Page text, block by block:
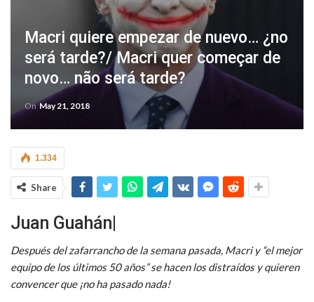
Macri quiere empezar de nuevo… ¿no
será tarde?/ Macri quer começar de
novo… não será tarde?
OnMay 21, 2018
1.334
Share
Juan Guahán|
Después del zafarrancho de la semana pasada, Macri y “el mejor
equipo de los últimos 50 años” se hacen los distraídos y quieren
convencer que ¡no ha pasado nada!